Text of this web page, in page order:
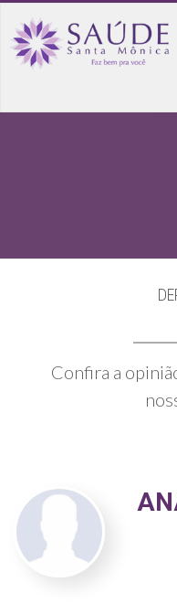
Confira a